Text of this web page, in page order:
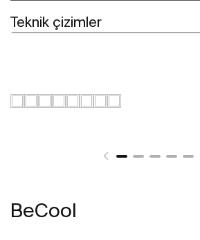
Teknik çizimler
BeCool